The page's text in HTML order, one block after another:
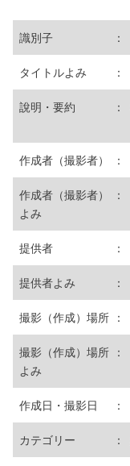
識別子 ：
タイトルよみ ：
說明・要約 ：
作成者（撮影者） ：
作成者（撮影者）
よみ
：
提供者 ：
提供者よみ ：
撮影（作成）場所 ：
撮影（作成）場所
よみ
：
作成日・撮影日 ：
カテゴリー ：